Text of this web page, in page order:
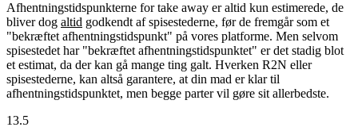
Afhentningstidspunkterne for take away er altid kun estimerede, de
bliver dog altid godkendt af spisestederne, før de fremgår som et
"bekræftet afhentningstidspunkt" på vores platforme. Men selvom
spisestedet har "bekræftet afhentningstidspunktet" er det stadig blot
et estimat, da der kan gå mange ting galt. Hverken R2N eller
spisestederne, kan altså garantere, at din mad er klar til
afhentningstidspunktet, men begge parter vil gøre sit allerbedste.
13.5